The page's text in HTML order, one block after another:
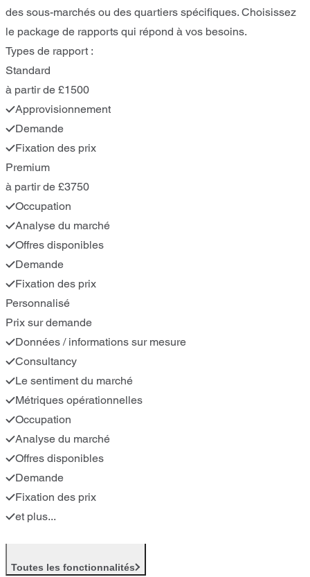
des sous-marchés ou des quartiers spécifiques. Choisissez
le package de rapports qui répond à vos besoins.
Types de rapport :
Standard
à partir de £1500
Approvisionnement
Demande
Fixation des prix
Premium
à partir de £3750
Occupation
Analyse du marché
Offres disponibles
Demande
Fixation des prix
Personnalisé
Prix sur demande
Données / informations sur mesure
Consultancy
Le sentiment du marché
Métriques opérationnelles
Occupation
Analyse du marché
Offres disponibles
Demande
Fixation des prix
et plus...
Toutes les fonctionnalités